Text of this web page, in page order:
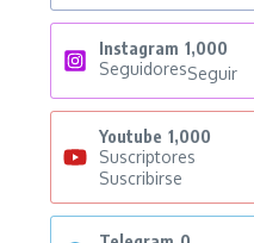
Instagram 1,000
SeguidoresSeguir
Youtube 1,000
Suscriptores
Suscribirse